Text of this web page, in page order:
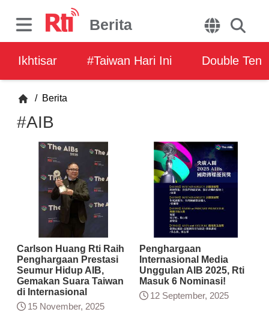
Berita
Ikhtisar #Taiwan Hari Ini Double Ten
/ Berita
#AIB
Carlson Huang Rti Raih
Penghargaan Prestasi
Seumur Hidup AIB,
Gemakan Suara Taiwan
di Internasional
15 November, 2025
Penghargaan
Internasional Media
Unggulan AIB 2025, Rti
Masuk 6 Nominasi!
12 September, 2025